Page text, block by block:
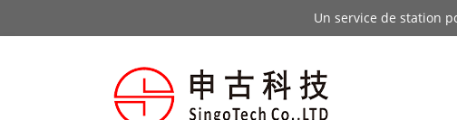
Un service de station